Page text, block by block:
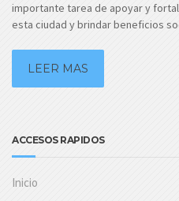
importante tarea de apoyar y
esta ciudad y brindar beneficios
LEER MAS
ACCESOS RAPIDOS
Inicio